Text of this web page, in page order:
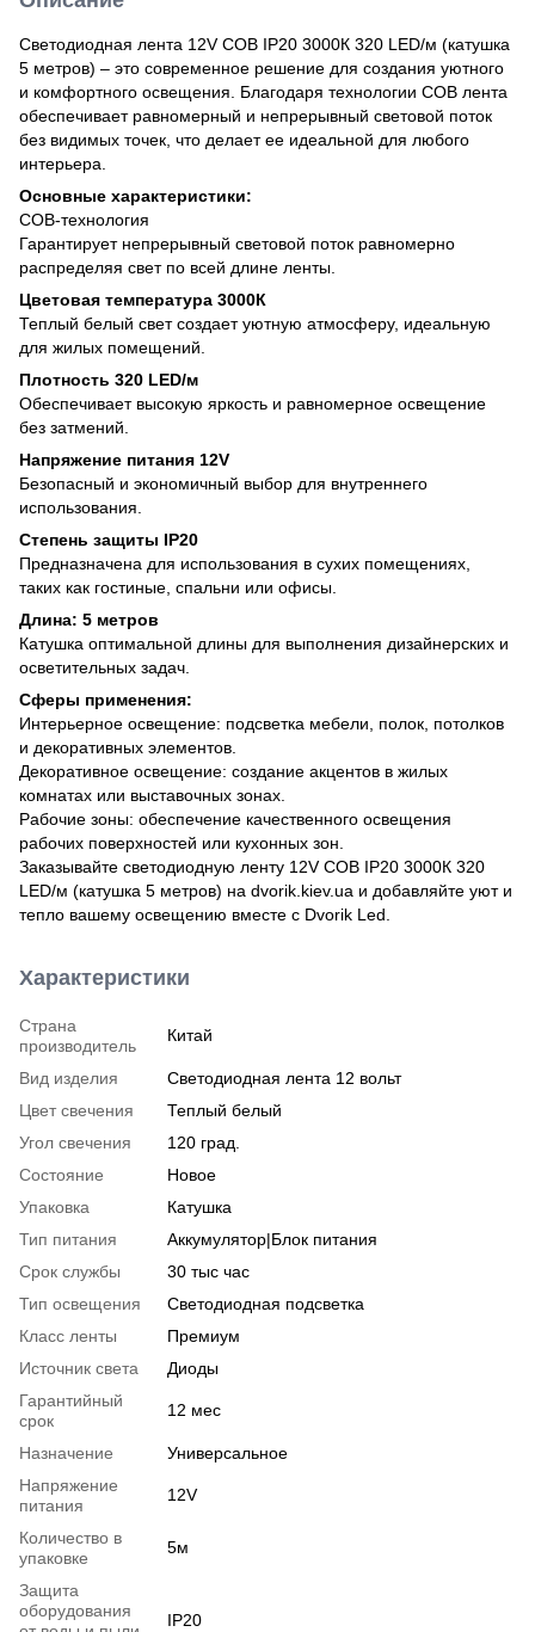
Светодиодная лента 12V COB IP20 3000К 320 LED/м (катушка
5 метров) – это современное решение для создания уютного
и комфортного освещения. Благодаря технологии COB лента
обеспечивает равномерный и непрерывный световой поток
без видимых точек, что делает ее идеальной для любого
интерьера.
Основные характеристики:
COB-технология
Гарантирует непрерывный световой поток равномерно
распределяя свет по всей длине ленты.
Цветовая температура 3000К
Теплый белый свет создает уютную атмосферу, идеальную
для жилых помещений.
Плотность 320 LED/м
Обеспечивает высокую яркость и равномерное освещение
без затмений.
Напряжение питания 12V
Безопасный и экономичный выбор для внутреннего
использования.
Степень защиты IP20
Предназначена для использования в сухих помещениях,
таких как гостиные, спальни или офисы.
Длина: 5 метров
Катушка оптимальной длины для выполнения дизайнерских и
осветительных задач.
Сферы применения:
Интерьерное освещение: подсветка мебели, полок, потолков
и декоративных элементов.
Декоративное освещение: создание акцентов в жилых
комнатах или выставочных зонах.
Рабочие зоны: обеспечение качественного освещения
рабочих поверхностей или кухонных зон.
Заказывайте светодиодную ленту 12V COB IP20 3000К 320
LED/м (катушка 5 метров) на dvorik.kiev.ua и добавляйте уют и
тепло вашему освещению вместе с Dvorik Led.
Характеристики
Страна
производитель
Китай
Вид изделия
Светодиодная лента 12 вольт
Цвет свечения
Теплый белый
Угол свечения
120 град.
Состояние
Новое
Упаковка
Катушка
Тип питания
Аккумулятор|Блок питания
Срок службы
30 тыс час
Тип освещения
Светодиодная подсветка
Класс ленты
Премиум
Источник света
Диоды
Гарантийный
срок
12 мес
Назначение
Универсальное
Напряжение
питания
12V
Количество в
упаковке
5м
Защита
оборудования
IP20